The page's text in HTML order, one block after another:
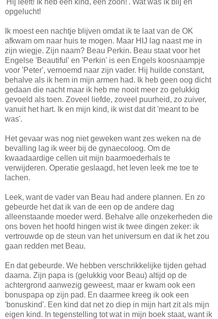
'Hij leeft! Ik heb een kind, een zoon!'. Wat was ik blij en
opgelucht!
Ik moest een nachtje blijven omdat ik te laat van de OK
afkwam om naar huis te mogen. Maar HIJ lag naast me in
zijn wiegje. Zijn naam? Beau Perkin. Beau staat voor het
Engelse 'Beautiful' en 'Perkin' is een Engels koosnaampje
voor 'Peter', vernoemd naar zijn vader. Hij huilde constant,
behalve als ik hem in mijn armen had. Ik heb geen oog dicht
gedaan die nacht maar ik heb me nooit meer zo gelukkig
gevoeld als toen. Zoveel liefde, zoveel puurheid, zo zuiver,
vanuit het hart. Ik en mijn kind, ik wist dat dit 'meant to be
was'.
Het gevaar was nog niet geweken want zes weken na de
bevalling lag ik weer bij de gynaecoloog. Om de
kwaadaardige cellen uit mijn baarmoederhals te
verwijderen. Operatie geslaagd, het leven leek me toe te
lachen.
Leek, want de vader van Beau had andere plannen. En zo
gebeurde het dat ik van de een op de andere dag
alleenstaande moeder werd. Behalve alle onzekerheden die
ons boven het hoofd hingen wist ik twee dingen zeker: ik
vertrouwde op de steun van het universum en dat ik het zou
gaan redden met Beau.
En dat gebeurde. We hebben verschrikkelijke tijden gehad
daarna. Zijn papa is (gelukkig voor Beau) altijd op de
achtergrond aanwezig geweest, maar er kwam ook een
bonuspapa op zijn pad. En daarmee kreeg ik ook een
'bonuskind'. Een kind dat net zo diep in mijn hart zit als mijn
eigen kind. In tegenstelling tot wat in mijn boek staat, want ik